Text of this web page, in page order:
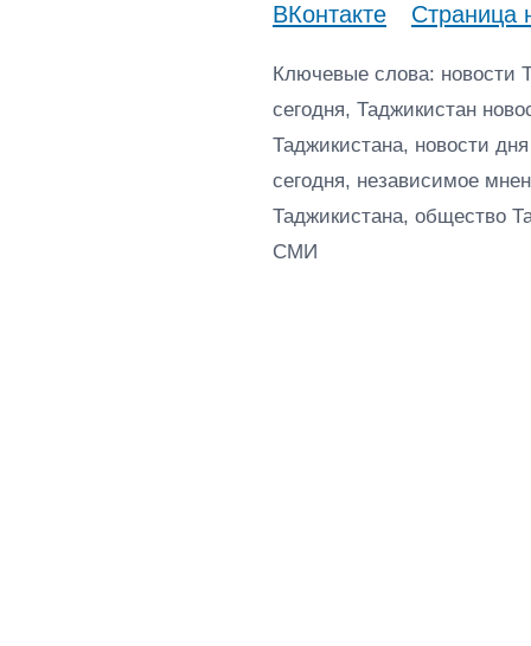
ВКонтакте
Страница
Ключевые слова: новости
сегодня, Таджикистан
Таджикистана, новости
сегодня, независимое
Таджикистана, общество
СМИ